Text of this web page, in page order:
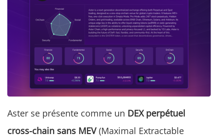
Aster se présente comme un DEX perpétuel
cross-chain sans MEV(Maximal Extractable